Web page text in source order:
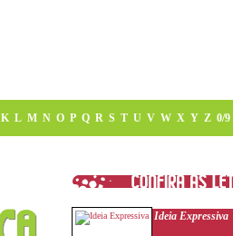
K L M N O P Q R S T U V W X Y Z 0/9
Ideia Expressiva